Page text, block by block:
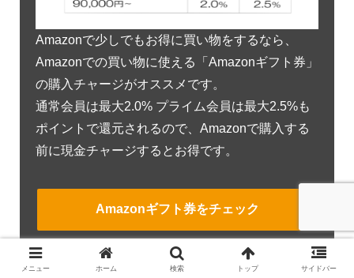
Amazonで少しでもお得に買い物をするなら、
Amazonでの買い物に使える「Amazonギフト券」
の購入チャージがオススメです。
通常会員は最大2.0% プライム会員は最大2.5%も
ポイントで還元されるので、Amazonで購入する
前に現金チャージするとお得です。
Amazonギフト券をチェック
メニュー ホーム 検索 トップ サイドバー